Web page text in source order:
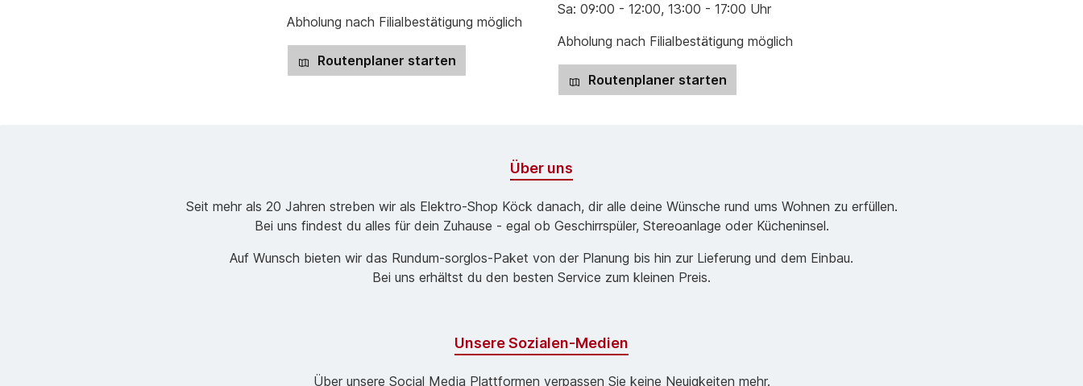
Abholung nach Filialbestätigung möglich
Routenplaner starten
Sa: 09:00 - 12:00, 13:00 - 17:00 Uhr
Abholung nach Filialbestätigung möglich
Routenplaner starten
Über uns
Seit mehr als 20 Jahren streben wir als Elektro-Shop Köck danach, dir alle deine Wünsche rund ums Wohnen zu erfüllen.
Bei uns findest du alles für dein Zuhause - egal ob Geschirrspüler, Stereoanlage oder Kücheninsel.
Auf Wunsch bieten wir das Rund­um-sorg­los-Pa­ket von der Planung bis hin zur Lieferung und dem Einbau.
Bei uns erhältst du den besten Service zum kleinen Preis.
Unsere Sozialen-Medien
Über unsere Social Media Plattformen verpassen Sie keine Neuigkeiten mehr.